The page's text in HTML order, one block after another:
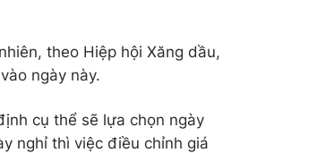
theo Hiệp hội Xăng dầu,
ngày này.
cụ thể sẽ lựa chọn ngày
nghỉ thì việc điều chỉnh giá